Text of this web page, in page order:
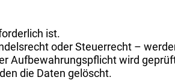
ist.
oder Steuerrecht –
Aufbewahrungspflicht wird
die Daten gelöscht.